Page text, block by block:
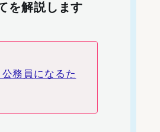
を解説します
務員になるた